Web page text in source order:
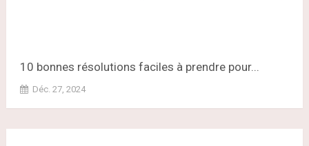
10 bonnes résolutions faciles à prendre pour...
Déc. 27, 2024